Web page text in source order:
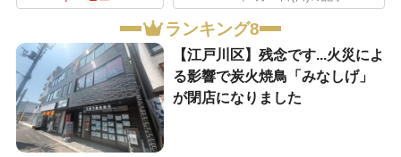
ランキング8
【江戸川区】残念です...火災によ
る影響で炭火焼鳥「みなしげ」
が閉店になりました